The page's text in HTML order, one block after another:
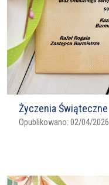
Życzenia Świąteczne
Opublikowano: 02/04/2026